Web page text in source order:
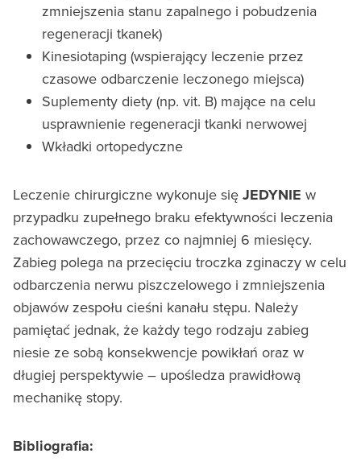
zmniejszenia stanu zapalnego i pobudzenia
regeneracji tkanek)
Kinesiotaping (wspierający leczenie przez
czasowe odbarczenie leczonego miejsca)
Suplementy diety (np. vit. B) mające na celu
usprawnienie regeneracji tkanki nerwowej
Wkładki ortopedyczne
Leczenie chirurgiczne wykonuje się JEDYNIE w
przypadku zupełnego braku efektywności leczenia
zachowawczego, przez co najmniej 6 miesięcy.
Zabieg polega na przecięciu troczka zginaczy w celu
odbarczenia nerwu piszczelowego i zmniejszenia
objawów zespołu cieśni kanału stępu. Należy
pamiętać jednak, że każdy tego rodzaju zabieg
niesie ze sobą konsekwencje powikłań oraz w
długiej perspektywie – upośledza prawidłową
mechanikę stopy.
Bibliografia: